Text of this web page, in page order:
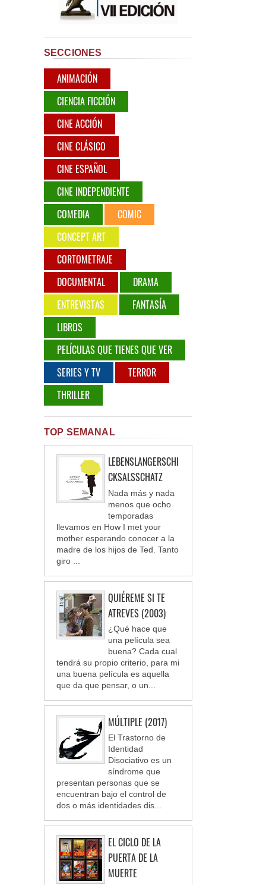
SECCIONES
ANIMACIÓN
CIENCIA FICCIÓN
CINE ACCIÓN
CINE CLÁSICO
CINE ESPAÑOL
CINE INDEPENDIENTE
COMEDIA
COMIC
CONCEPT ART
CORTOMETRAJE
DOCUMENTAL
DRAMA
ENTREVISTAS
FANTASÍA
LIBROS
PELÍCULAS QUE TIENES QUE VER
SERIES Y TV
TERROR
THRILLER
TOP SEMANAL
LEBENSLANGERSCHI
CKSALSSCHATZ
Nada más y nada
menos que ocho
temporadas
llevamos en How I met your
mother esperando conocer a la
madre de los hijos de Ted. Tanto
giro ...
QUIÉREME SI TE
ATREVES (2003)
¿Qué hace que
una película sea
buena? Cada cual
tendrá su propio criterio, para mi
una buena película es aquella
que da que pensar, o un...
MÚLTIPLE (2017)
El Trastorno de
Identidad
Disociativo es un
síndrome que
presentan personas que se
encuentran bajo el control de
dos o más identidades dis...
EL CICLO DE LA
PUERTA DE LA
MUERTE